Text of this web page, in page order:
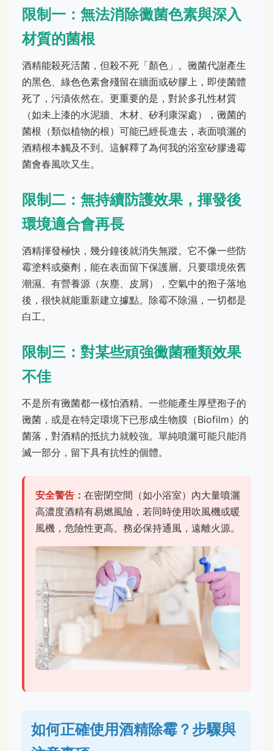
限制一：無法消除黴菌色素與深入
材質的菌根
酒精能殺死活菌，但殺不死「顏色」。黴菌代謝產生
的黑色、綠色色素會殘留在牆面或矽膠上，即使菌體
死了，污漬依然在。更重要的是，對於多孔性材質
（如未上漆的水泥牆、木材、矽利康深處），黴菌的
菌根（類似植物的根）可能已經長進去，表面噴灑的
酒精根本觸及不到。這解釋了為何我的浴室矽膠邊霉
菌會春風吹又生。
限制二：無持續防護效果，揮發後
環境適合會再長
酒精揮發極快，幾分鐘後就消失無蹤。它不像一些防
霉塗料或藥劑，能在表面留下保護層。只要環境依舊
潮濕、有營養源（灰塵、皮屑），空氣中的孢子落地
後，很快就能重新建立據點。除霉不除濕，一切都是
白工。
限制三：對某些頑強黴菌種類效果
不佳
不是所有黴菌都一樣怕酒精。一些能產生厚壁孢子的
黴菌，或是在特定環境下已形成生物膜（Biofilm）的
菌落，對酒精的抵抗力就較強。單純噴灑可能只能消
滅一部分，留下具有抗性的個體。
安全警告： 在密閉空間（如小浴室）內大量噴灑
高濃度酒精有易燃風險，若同時使用吹風機或暖
風機，危險性更高。務必保持通風，遠離火源。
如何正確使用酒精除霉？步驟與